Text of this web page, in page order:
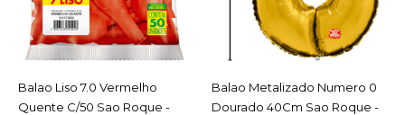
R$12,39
COMPRAR
INDISPONÍVEL
ACESSAR
Balao Liso 7.0 Vermelho
Quente C/50 Sao Roque -
ACESSAR
Balao Metalizado Numero 0
Dourado 40Cm Sao Roque -